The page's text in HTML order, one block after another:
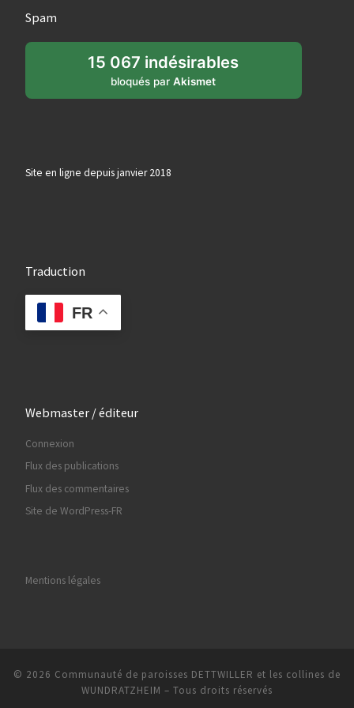
Spam
15 067 indésirables
bloqués parAkismet
Site en ligne depuis janvier 2018
Traduction
FR
Webmaster / éditeur
Connexion
Flux des publications
Flux des commentaires
Site de WordPress-FR
Mentions légales
© 2026 Communauté de paroisses DETTWILLER et les collines de
WUNDRATZHEIM – Tous droits réservés